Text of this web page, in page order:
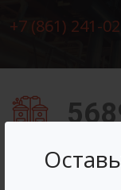
+7 (861) 241-